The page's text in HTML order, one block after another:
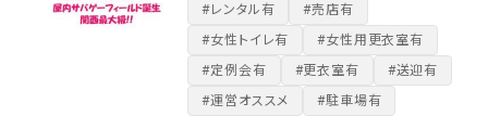
#レンタル有
#売店有
#女性トイレ有
#女性用更衣室有
#定例会有
#更衣室有
#送迎有
#運営オススメ
#駐車場有